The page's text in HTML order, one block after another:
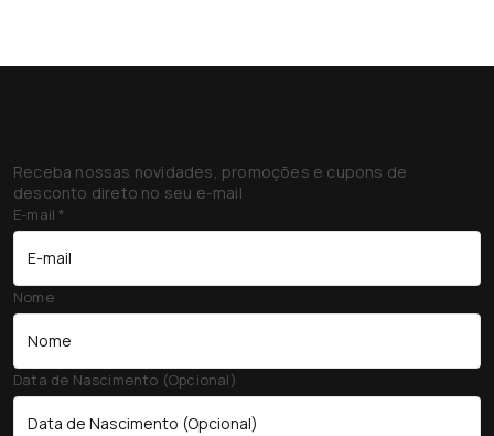
Receba nossas novidades, promoções e cupons de
desconto direto no seu e-mail
E-mail*
Nome
Data de Nascimento (Opcional)